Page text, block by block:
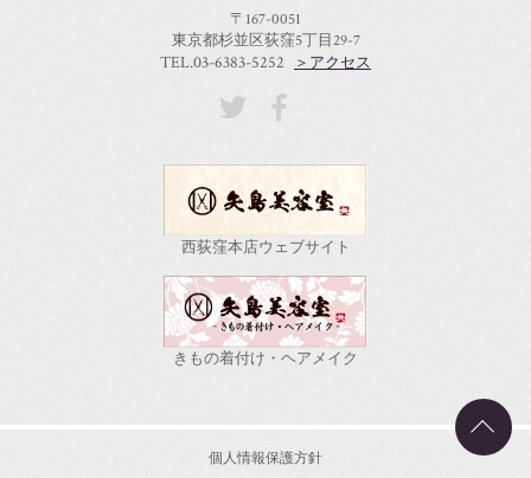
〒167-0051
東京都杉並区荻窪5丁目29-7
TEL.03-6383-5252 ＞アクセス
西荻窪本店ウェブサイト
きもの着付け・ヘアメイク
個人情報保護方針